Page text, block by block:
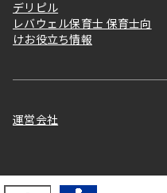
デリピル
レバウェル保育士 保育士向
けお役立ち情報
運営会社